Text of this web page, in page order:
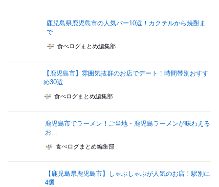
鹿児島県鹿児島市の人気バー10選！カクテルから焼酎ま
で
食べログまとめ編集部
【鹿児島市】雰囲気抜群のお店でデート！時間帯別おすす
め30選
食べログまとめ編集部
鹿児島市でラーメン！ご当地・鹿児島ラーメンが味わえる
お...
食べログまとめ編集部
【鹿児島県鹿児島市】しゃぶしゃぶが人気のお店！駅別に
4選